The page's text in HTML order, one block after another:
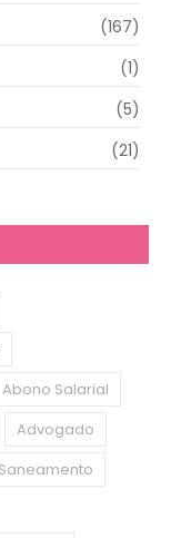
(167)
(1)
(5)
(21)
Abono Salarial
Advogado